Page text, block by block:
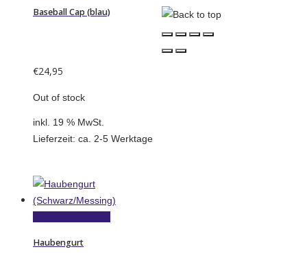
Baseball Cap (blau)
€24,95
Out of stock
inkl. 19 % MwSt.
Lieferzeit: ca. 2-5 Werktage
Haubengurt